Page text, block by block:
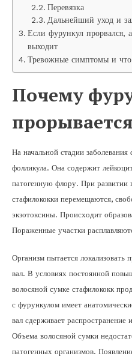
Перевязка
Дальнейший уход и
Если фурункул прорвался,
выходит
Тревожные симптомы и
Почему
прорывается
На начальной стадии
фолликула. Она содержит
патогенную флору. При развитии
стафилококки перемещаются,
экзотоксины. Происходит
Пораженные участки
Организм пытается локализовать
вал. В условиях постоянной
волосяной сумке стафилококк
с фурункулом имеет
вал сдерживает распространение
Объема волосяной сумки
патогенных организмов.